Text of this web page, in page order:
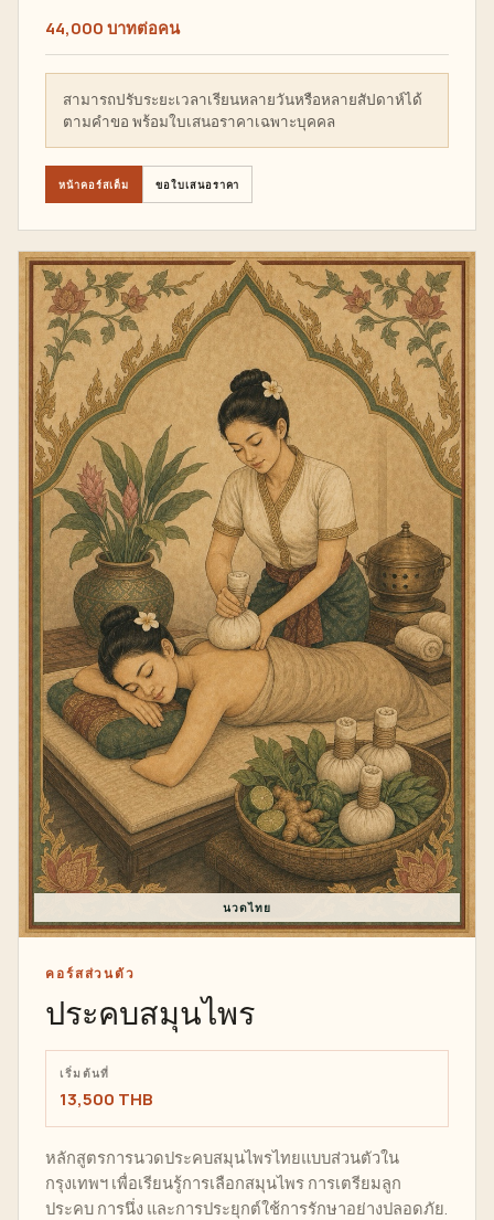
44,000 บาทต่อคน
สามารถปรับระยะเวลาเรียนหลายวันหรือหลายสัปดาห์ได้
ตามคำขอ พร้อมใบเสนอราคาเฉพาะบุคคล
หน้าคอร์สเต็ม ขอใบเสนอราคา
นวดไทย
คอร์สส่วนตัว
ประคบสมุนไพร
เริ่มต้นที่
13,500 THB
หลักสูตรการนวดประคบสมุนไพรไทยแบบส่วนตัวใน
กรุงเทพฯ เพื่อเรียนรู้การเลือกสมุนไพร การเตรียมลูก
ประคบ การนึ่ง และการประยุกต์ใช้การรักษาอย่างปลอดภัย.